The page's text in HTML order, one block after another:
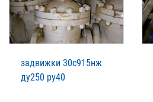
задвижки 30с915нж
ду250 ру40